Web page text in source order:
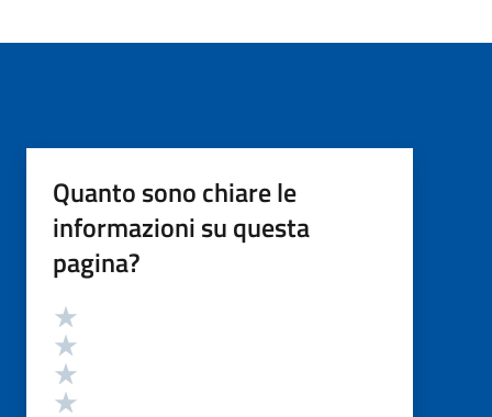
Quanto sono chiare le
informazioni su questa
pagina?
Valutazione